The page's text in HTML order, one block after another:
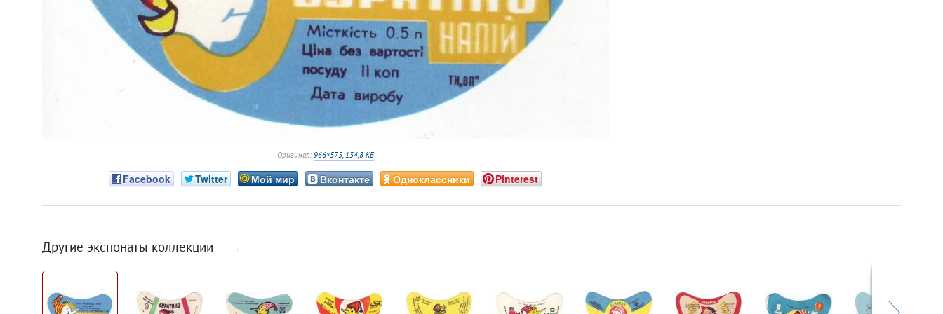
Оригинал: 966×575, 134,8 КБ
Facebook Twitter Мой мир Вконтакте Одноклассники Pinterest
Другие экспонаты коллекции →